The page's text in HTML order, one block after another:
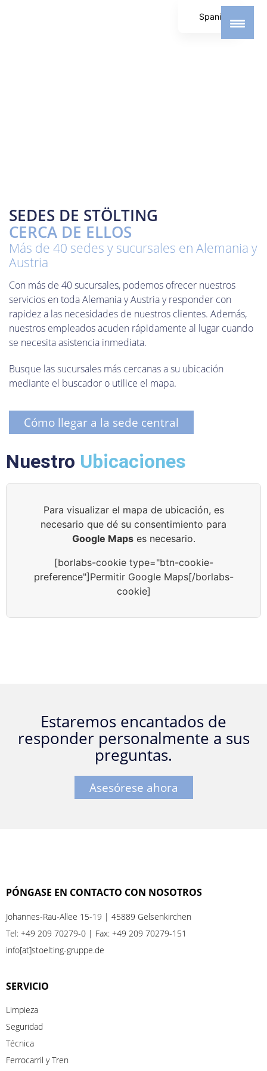
SEDES DE STÖLTING
CERCA DE ELLOS
Más de 40 sedes y sucursales en Alemania y
Austria
Con más de 40 sucursales, podemos ofrecer nuestros
servicios en toda Alemania y Austria y responder con
rapidez a las necesidades de nuestros clientes. Además,
nuestros empleados acuden rápidamente al lugar cuando
se necesita asistencia inmediata.
Busque las sucursales más cercanas a su ubicación
mediante el buscador o utilice el mapa.
Cómo llegar a la sede central
Nuestro Ubicaciones
Para visualizar el mapa de ubicación, es
necesario que dé su consentimiento para
Google Mapses necesario.
[borlabs-cookie type="btn-cookie-
preference"]Permitir Google Maps[/borlabs-
cookie]
Estaremos encantados de
responder personalmente a sus
preguntas.
Asesórese ahora
PÓNGASE EN CONTACTO CON NOSOTROS
Johannes-Rau-Allee 15-19 | 45889 Gelsenkirchen
Tel: +49 209 70279-0 | Fax: +49 209 70279-151
info[at]stoelting-gruppe.de
SERVICIO
Limpieza
Seguridad
Técnica
Ferrocarril yTren
Spanish